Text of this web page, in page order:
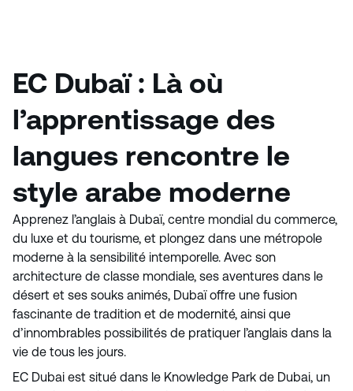
EC Dubaï : Là où
l’apprentissage des
langues rencontre le
style arabe moderne
Apprenez l’anglais à Dubaï, centre mondial du commerce,
du luxe et du tourisme, et plongez dans une métropole
moderne à la sensibilité intemporelle. Avec son
architecture de classe mondiale, ses aventures dans le
désert et ses souks animés, Dubaï offre une fusion
fascinante de tradition et de modernité, ainsi que
d’innombrables possibilités de pratiquer l’anglais dans la
vie de tous les jours.
EC Dubai est situé dans le Knowledge Park de Dubai, un